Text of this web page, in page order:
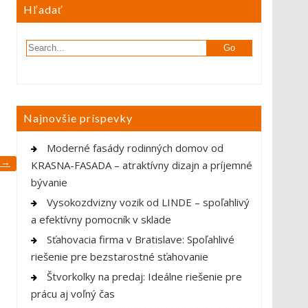
→
Hľadať
Najnovšie príspevky
Moderné fasády rodinných domov od
KRASNA-FASADA – atraktívny dizajn a príjemné
bývanie
Vysokozdvizny vozik od LINDE – spoľahlivý
a efektívny pomocník v sklade
Sťahovacia firma v Bratislave: Spoľahlivé
riešenie pre bezstarostné sťahovanie
Štvorkolky na predaj: Ideálne riešenie pre
prácu aj voľný čas